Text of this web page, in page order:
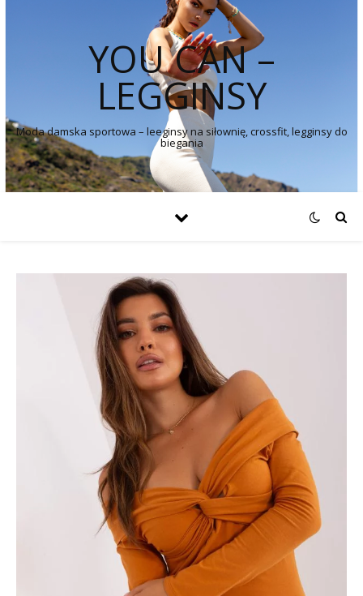
YOU CAN –
LEGGINSY
Moda damska sportowa – leeginsy na siłownię, crossfit, legginsy do
biegania